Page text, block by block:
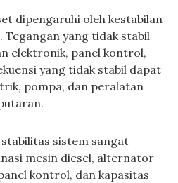
dipengaruhi oleh kestabilan
yang tidak stabil
elektronik, panel kontrol,
yang tidak stabil dapat
pompa, dan peralatan
sistem sangat
mesin diesel, alternator
kontrol, dan kapasitas